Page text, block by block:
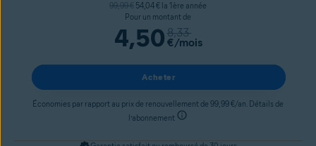
99,99 € 54,04 € la 1ère année
Pour un montant de
4,50 8,33
€/mois
Acheter
Économies par rapport au prix de renouvellement de 99,99 €/an. Détails de
l’abonnement